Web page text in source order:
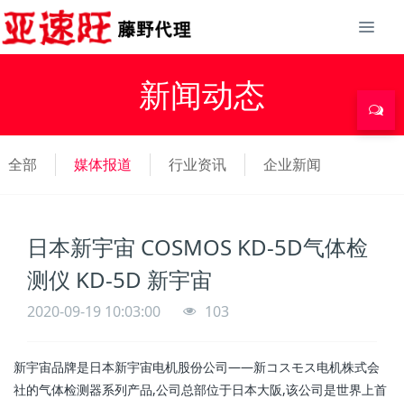
新闻动态
全部 媒体报道 行业资讯 企业新闻
日本新宇宙 COSMOS KD-5D气体检
测仪 KD-5D 新宇宙
2020-09-19 10:03:00 103
新宇宙品牌是日本新宇宙电机股份公司——新コスモス电机株式会
社的气体检测器系列产品,公司总部位于日本大阪,该公司是世界上首